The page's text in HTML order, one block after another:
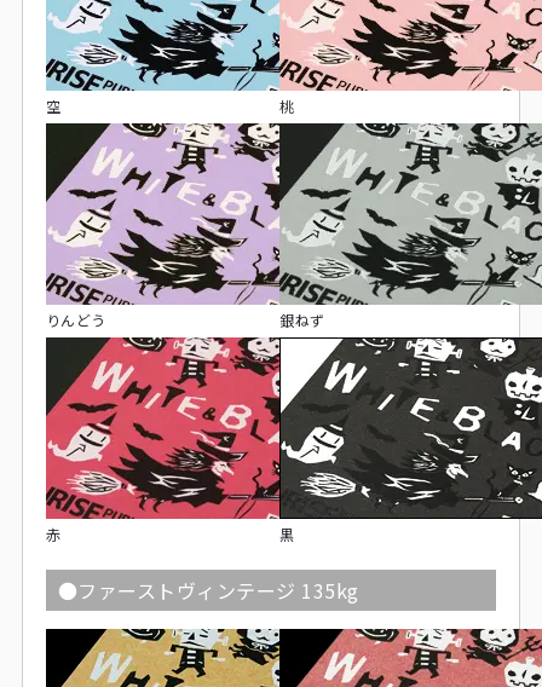
空 桃
りんどう 銀ねず
赤 黒
●ファーストヴィンテージ 135kg